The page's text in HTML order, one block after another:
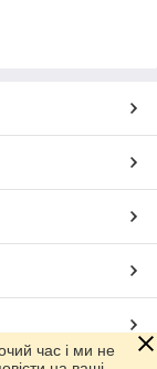
час і ми не